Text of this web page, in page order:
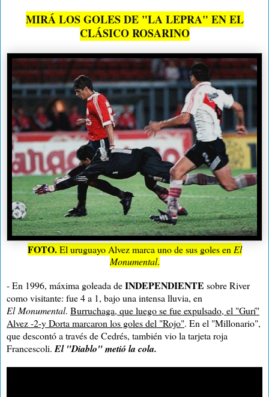
MIRÁ LOS GOLES DE "LA LEPRA" EN EL
CLÁSICO ROSARINO
FOTO.El uruguayo Alvez marca uno de sus goles enEl
Monumental.
- En 1996, máxima goleada deINDEPENDIENTE sobre River
como visitante: fue 4 a 1, bajo una intensa lluvia, en
ElMonumental. Burruchaga, que luego se fue expulsado, el "Gurí"
Alvez -2-y Dorta marcaron los goles del "Rojo". En el "Millonario",
que descontó a través de Cedrés, también vio la tarjeta roja
Francescoli.El "Diablo" metió la cola.